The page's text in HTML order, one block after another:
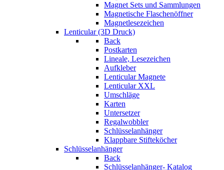
Magnet Sets und Sammlungen
Magnetische Flaschenöffner
Magnetlesezeichen
Lenticular (3D Druck)
Back
Postkarten
Lineale, Lesezeichen
Aufkleber
Lenticular Magnete
Lenticular XXL
Umschläge
Karten
Untersetzer
Regalwobbler
Schlüsselanhänger
Klappbare Stifteköcher
Schlüsselanhänger
Back
Schlüsselanhänger- Katalog